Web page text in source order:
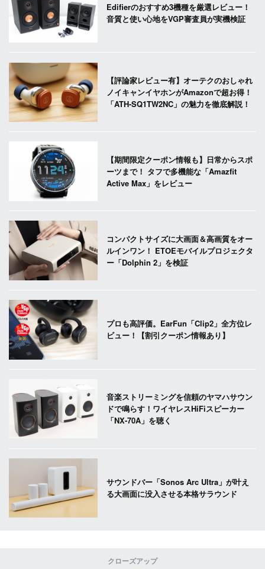
Edifierのおすすめ3機種を厳選レビュー！
音質と使い心地をVGP審査員が実機検証
【評論家レビュー有】オーテクのおしゃれ
ノイキャンイヤホンがAmazonで超お得！
「ATH-SQ1TW2NC」の魅力を徹底解説！
【期間限定クーポン情報も】日常からスポ
ーツまで！ タフで多機能な「Amazfit
Active Max」をレビュー
コンパクトサイズに大画面＆高画質をオー
ルインワン！ ETOEモバイルプロジェクタ
ー「Dolphin 2」を検証
プロも高評価。EarFun「Clip2」全方位レ
ビュー！【割引クーポン情報あり】
音楽ストリーミングを信頼のヤマハサウン
ドで鳴らす！ワイヤレスHiFiスピーカー
「NX-70A」を聴く
サウンドバー「Sonos Arc Ultra」が叶え
る大画面に没入させる本格サラウンド
クローズアップ